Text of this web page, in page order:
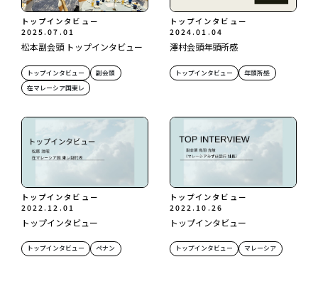
トップインタビュー
2025.07.01
松本副会頭 トップインタビュー
トップインタビュー
副会頭
在マレーシア国東レ
トップインタビュー
2024.01.04
澤村会頭年頭所感
トップインタビュー 年頭所感
トップインタビュー
2022.12.01
トップインタビュー
トップインタビュー ペナン
トップインタビュー
2022.10.26
トップインタビュー
トップインタビュー マレーシア